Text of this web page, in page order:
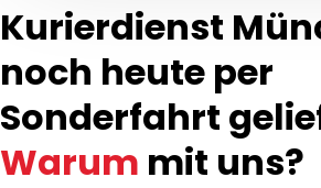
Kurierdienst
noch heute per
Sonderfahrt
Warum mit uns?